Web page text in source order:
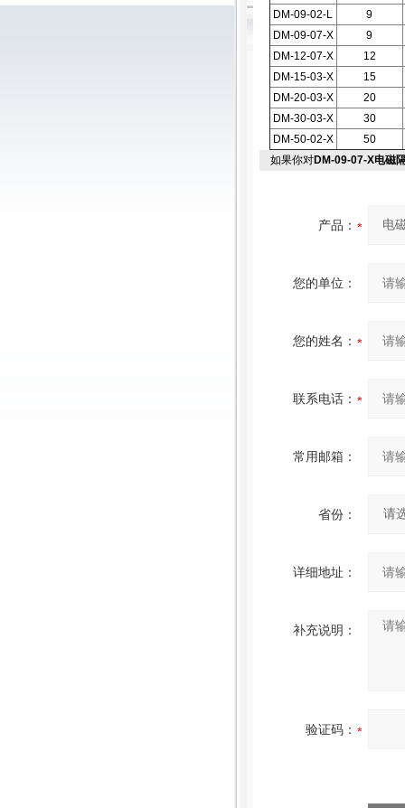
DM-09-02-L
9
DM-09-07-X
9
DM-12-07-X
12
DM-15-03-X
15
DM-20-03-X
20
DM-30-03-X
30
DM-50-02-X
50
如果你对DM-09-07-X电磁
产品：
您的单位：
您的姓名：
联系电话：
常用邮箱：
省份：
详细地址：
补充说明：
验证码：